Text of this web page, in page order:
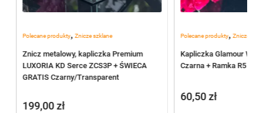
Polecane produkty, Znicze szklane
Znicz metalowy, kapliczka Premium
LUXORIA KD Serce ZCS3P + ŚWIECA
GRATIS Czarny/Transparent
199,00zł
Polecane produkty,Znicze
Kapliczka Glamour
Czarna + Ramka R5
60,50zł